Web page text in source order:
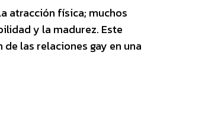
atracción física; muchos
y la madurez. Este
las relaciones gay en una